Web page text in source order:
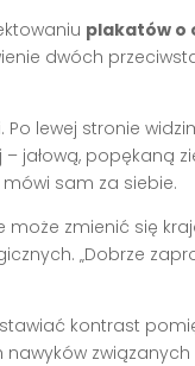
plakatów o
dwóch
lewej stronie
jałową, popękaną
sam za siebie.
zmienić się
„Dobrze
kontrast